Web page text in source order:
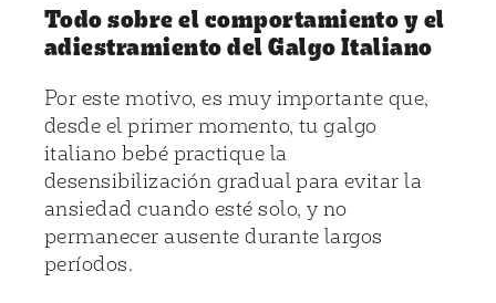
Todo sobre el comportamiento y el
adiestramiento del Galgo Italiano
Por este motivo, es muy importante que,
desde el primer momento, tu galgo
italiano bebé practique la
desensibilización gradual para evitar la
ansiedad cuando esté solo, y no
permanecer ausente durante largos
períodos.